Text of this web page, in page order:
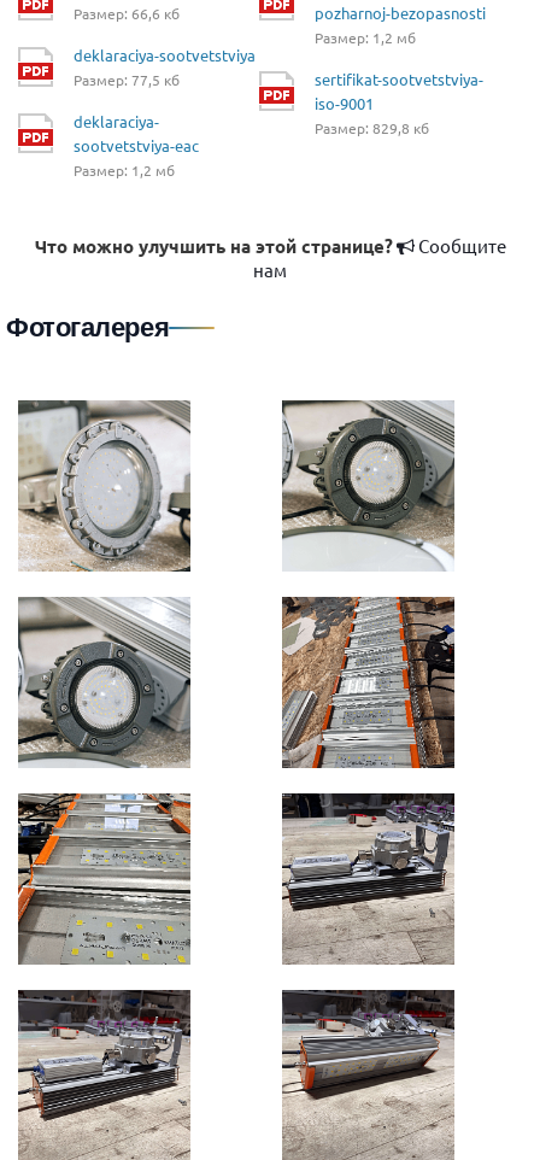
Размер: 66,6 кб
deklaraciya-sootvetstviya
Размер: 77,5 кб
deklaraciya-
sootvetstviya-eac
Размер: 1,2 мб
pozharnoj-bezopasnosti
Размер: 1,2 мб
sertifikat-sootvetstviya-
iso-9001
Размер: 829,8 кб
Что можно улучшить на этой странице?
Сообщите
нам
Фотогалерея